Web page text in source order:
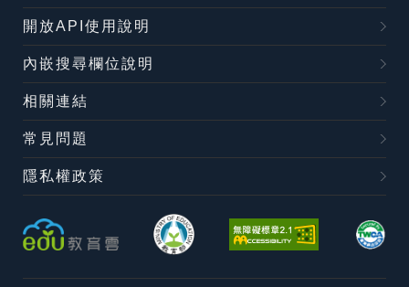
開放API使用說明
內嵌搜尋欄位說明
相關連結
常見問題
隱私權政策